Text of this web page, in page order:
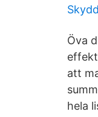
Öva
att
hela